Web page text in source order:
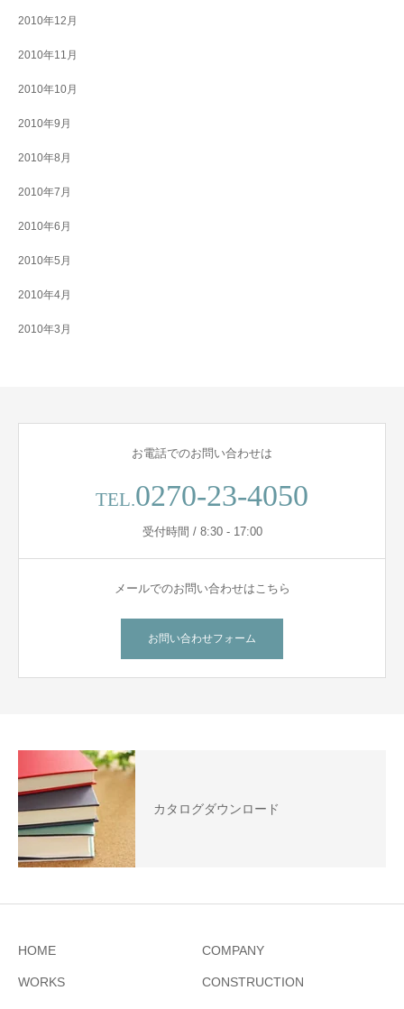
2010年12月
2010年11月
2010年10月
2010年9月
2010年8月
2010年7月
2010年6月
2010年5月
2010年4月
2010年3月
お電話でのお問い合わせは
TEL.0270-23-4050
受付時間 / 8:30 - 17:00
メールでのお問い合わせはこちら
お問い合わせフォーム
カタログダウンロード
HOME COMPANY
WORKS CONSTRUCTION